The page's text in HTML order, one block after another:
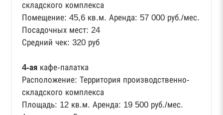
складского комплекса
Помещение: 45,6 кв.м. Аренда: 57 000 руб./мес.
Посадочных мест: 24
Средний чек: 320 руб
4-ая кафе-палатка
Расположение: Территория производственно-
складского комплекса
Площадь: 12 кв.м. Аренда: 19 500 руб./мес.